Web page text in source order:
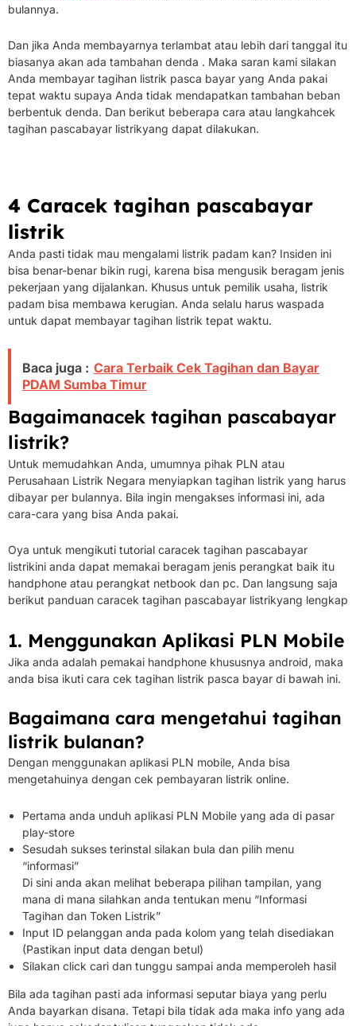
bulannya.
Dan jika Anda membayarnya terlambat atau lebih dari tanggal itu
biasanya akan ada tambahan denda . Maka saran kami silakan
Anda membayar tagihan listrik pasca bayar yang Anda pakai
tepat waktu supaya Anda tidak mendapatkan tambahan beban
berbentuk denda. Dan berikut beberapa cara atau langkahcek
tagihan pascabayar listrikyang dapat dilakukan.
4 Caracek tagihan pascabayar
listrik
Anda pasti tidak mau mengalami listrik padam kan? Insiden ini
bisa benar-benar bikin rugi, karena bisa mengusik beragam jenis
pekerjaan yang dijalankan. Khusus untuk pemilik usaha, listrik
padam bisa membawa kerugian. Anda selalu harus waspada
untuk dapat membayar tagihan listrik tepat waktu.
Baca juga : Cara Terbaik Cek Tagihan dan Bayar
PDAM Sumba Timur
Bagaimanacek tagihan pascabayar
listrik?
Untuk memudahkan Anda, umumnya pihak PLN atau
Perusahaan Listrik Negara menyiapkan tagihan listrik yang harus
dibayar per bulannya. Bila ingin mengakses informasi ini, ada
cara-cara yang bisa Anda pakai.
Oya untuk mengikuti tutorial caracek tagihan pascabayar
listrikini anda dapat memakai beragam jenis perangkat baik itu
handphone atau perangkat netbook dan pc. Dan langsung saja
berikut panduan caracek tagihan pascabayar listrikyang lengkap
1. Menggunakan Aplikasi PLN Mobile
Jika anda adalah pemakai handphone khususnya android, maka
anda bisa ikuti cara cek tagihan listrik pasca bayar di bawah ini.
Bagaimana cara mengetahui tagihan
listrik bulanan?
Dengan menggunakan aplikasi PLN mobile, Anda bisa
mengetahuinya dengan cek pembayaran listrik online.
Pertama anda unduh aplikasi PLN Mobile yang ada di pasar
play-store
Sesudah sukses terinstal silakan bula dan pilih menu
“informasi”
Di sini anda akan melihat beberapa pilihan tampilan, yang
mana di mana silahkan anda tentukan menu “Informasi
Tagihan dan Token Listrik”
Input ID pelanggan anda pada kolom yang telah disediakan
(Pastikan input data dengan betul)
Silakan click cari dan tunggu sampai anda memperoleh hasil
Bila ada tagihan pasti ada informasi seputar biaya yang perlu
Anda bayarkan disana. Tetapi bila tidak ada maka info yang ada